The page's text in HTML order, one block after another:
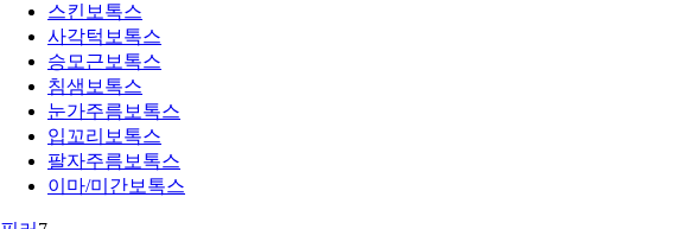
스킨보톡스
사각턱보톡스
승모근보톡스
침샘보톡스
눈가주름보톡스
입꼬리보톡스
팔자주름보톡스
이마/미간보톡스